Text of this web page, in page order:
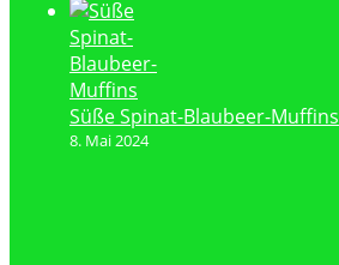
Süße Spinat-Blaubeer-Muffins
8. Mai 2024